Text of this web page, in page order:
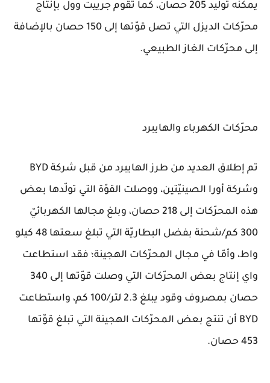
يمكنه توليد 205 حصان، كما تقوم جرييت وول بإنتاج
محرّكات الديزل التي تصل قوّتها إلى 150 حصان بالإضافة
إلى محرّكات الغاز الطبيعي.
محرّكات الكهرباء والهايبرد
تم إطلاق العديد من طرز الهايبرد من قبل شركة BYD
وشركة أورا الصينيّتين، ووصلت القوّة التي تولّدها بعض
هذه المحرّكات إلى 218 حصان، وبلغ مجالها الكهربائيّ
300 كم/شحنة بفضل البطاريّة التي تبلغ سعتها 48 كيلو
واط، وأمّا في مجال المحرّكات الهجينة؛ فقد استطاعت
واي إنتاج بعض المحرّكات التي وصلت قوّتها إلى 340
حصان بمصروف وقود يبلغ 2.3 لتر/100 كم، واستطاعت
BYD أن تنتج بعض المحرّكات الهجينة التي تبلغ قوّتها
453 حصان.